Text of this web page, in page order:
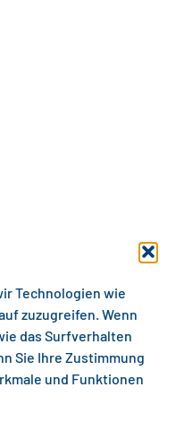
Technologien wie
zuzugreifen. Wenn
das Surfverhalten
Sie Ihre Zustimmung
und Funktionen